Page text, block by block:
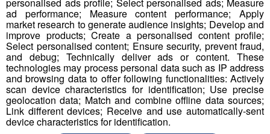
ad performance; Measure content performance; Apply
market research to generate audience insights; Develop and
improve products; Create a personalised content profile;
Select personalised content; Ensure security, prevent fraud,
and debug; Technically deliver ads or content. These
technologies may process personal data such as IP address
and browsing data to offer following functionalities: Actively
scan device characteristics for identification; Use precise
geolocation data; Match and combine offline data sources;
Link different devices; Receive and use automatically-sent
device characteristics for identification.